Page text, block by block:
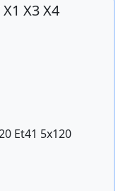
X3 X4
Et41 5x120